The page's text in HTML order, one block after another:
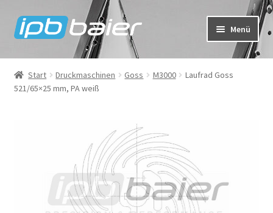
Zur
Navigation
Zum
Inhalt
Menü
Mein Konto
Warenkorb
IPB Baier Onlineshop
Start Druckmaschinen Goss M3000
Laufrad Goss
521/65×25 mm, PA weiß